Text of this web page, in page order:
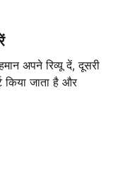
अपने रिव्यू दें, दूसरी
किया जाता है और